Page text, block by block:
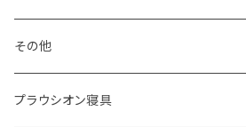
枕カバー
その他
プラウシオン寝具